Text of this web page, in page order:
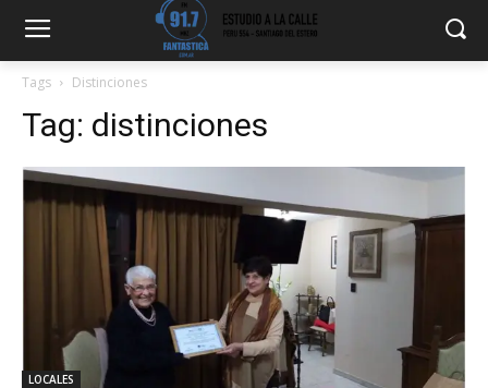
Tags Distinciones
Tag: distinciones
LOCALES